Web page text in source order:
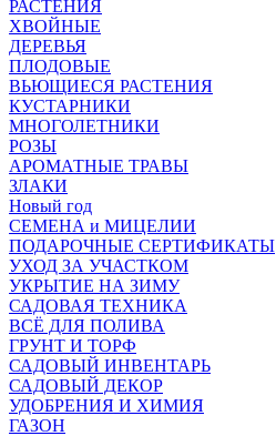
РАСТЕНИЯ
ХВОЙНЫЕ
ДЕРЕВЬЯ
ПЛОДОВЫЕ
ВЬЮЩИЕСЯ РАСТЕНИЯ
КУСТАРНИКИ
МНОГОЛЕТНИКИ
РОЗЫ
АРОМАТНЫЕ ТРАВЫ
ЗЛАКИ
Новый год
СЕМЕНА и МИЦЕЛИИ
ПОДАРОЧНЫЕ СЕРТИФИКАТЫ
УХОД ЗА УЧАСТКОМ
УКРЫТИЕ НА ЗИМУ
САДОВАЯ ТЕХНИКА
ВСЁ ДЛЯ ПОЛИВА
ГРУНТ И ТОРФ
САДОВЫЙ ИНВЕНТАРЬ
САДОВЫЙ ДЕКОР
УДОБРЕНИЯ И ХИМИЯ
ГАЗОН